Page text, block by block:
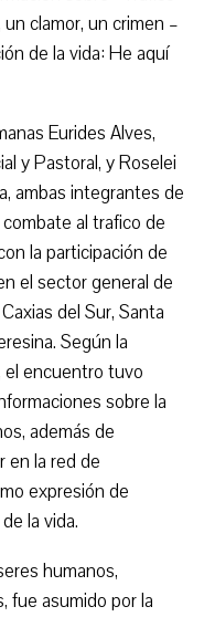
clamor, un crimen –
de la vida: He aquí
Eurides Alves,
y Pastoral, y Roselei
ambas integrantes de
al trafico de
la participación de
el sector general de
del Sur, Santa
Según la
el encuentro tuvo
sobre la
además de
en la red de
expresión de
la vida.
humanos,
fue asumido por la